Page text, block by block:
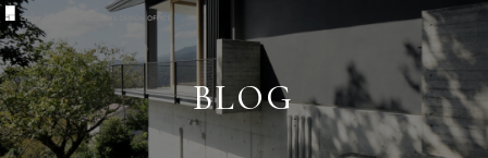
BLOG